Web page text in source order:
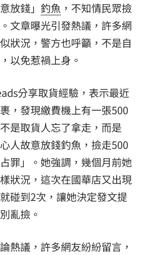
放錢」 釣魚 ，不知情民眾撿
文章曝光引發熱議，許多網
狀況，警方也呼籲，不是自
以免惹禍上身。
分享取貨經驗，表示最近
，發現繳費機上有一張500
是取貨人忘了拿走，而是
人故意放錢釣魚，撿走500
罪」。她強調，幾個月前她
狀況，這次在國華店又出現
碰到2次，讓她決定發文提
亂撿。
熱議，許多網友紛紛留言，